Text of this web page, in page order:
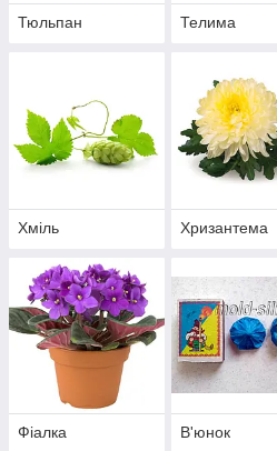
Тюльпан Телима
Хміль Хризантема
Фіалка В'юнок